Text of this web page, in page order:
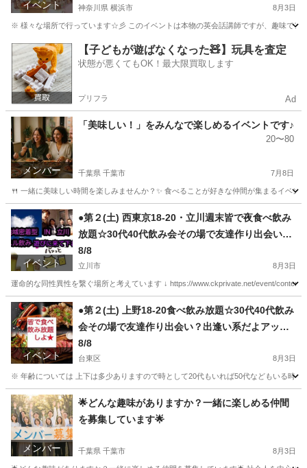
イベント
会話教室貸切1000円でコーヒ―付きロープライス
です、途中参加途中退席可です誰もが楽しめる会
です
神奈川県 横浜市 8月3日
※ 様々な場所で行っています☆彡 このイベントは本物の英会話講師ですが、趣味で
神奈川 横浜市 その他 コーヒ
【子どもが遊ばなくなった🧸】玩具を査定
状態が悪くてもOK！最大限買取します
プリフラ Ad
メンバー
「美味しい！」をみんなで楽しめるイベントです♪
20〜80
千葉県 千葉市 7月8日
🍴 一緒に美味しい時間を楽しみませんか？✨ 食べることが好きな仲間が集まるイベ
千葉 千葉市 その他 40代
イベント
●第２(土) 西東京18-20・立川週末皆で夜食べ飲み
放題☆30代40代飲み会その場で友達作り出会い？
出逢い系だよ☆初・シャイ・一人参加でも最高に
楽しいよ☆アットホームなイベントで盛り上がっ
ちゃおう
8/8
立川市 8月3日
運命的な同性異性を繋ぐ場所と考えています ↓ https://www.ckprivate.net/event/
東京 立川市 その他 40代
イベント
●第２(土) 上野18-20食べ飲み放題☆30代40代飲み
会その場で友達作り出会い？出逢い系だよアット
ホームに初参加、一人参加大歓迎、飲み放題メニ
ューも多いいです途中参加、途中退席も可
8/8
台東区 8月3日
※ 年齢については 上下は多少ありますので時として20代もいれば50代などもいる時
東京 台東区 その他 40代
メンバー
🌟どんな趣味がありますか？一緒に楽しめる仲間
を募集しています🌟
千葉県 千葉市 8月3日